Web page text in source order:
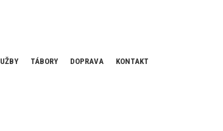
TÁBORY DOPRAVA KONTAKT